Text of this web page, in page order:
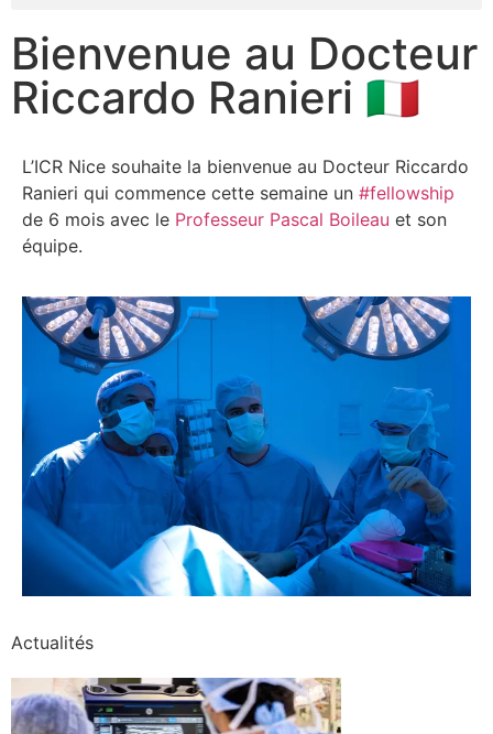
Bienvenue au Docteur
Riccardo Ranieri 🇮🇹
L’ICR Nice souhaite la bienvenue au Docteur Riccardo
Ranieri qui commence cette semaine un #fellowship
de 6 mois avec le Professeur Pascal Boileau et son
équipe.
Actualités